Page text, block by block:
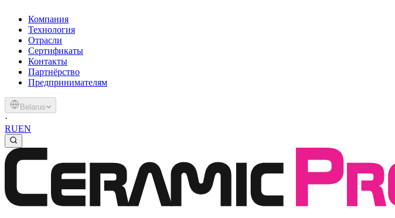
Компания
Технология
Отрасли
Сертификаты
Контакты
Партнёрство
Предпринимателям
Belarus
·
RUEN